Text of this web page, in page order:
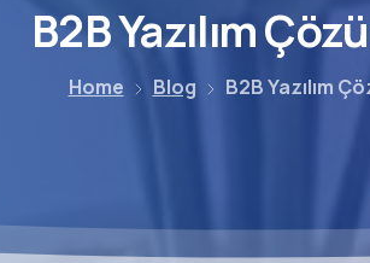
B2BYazılım
Home Blog B2B Yazılım